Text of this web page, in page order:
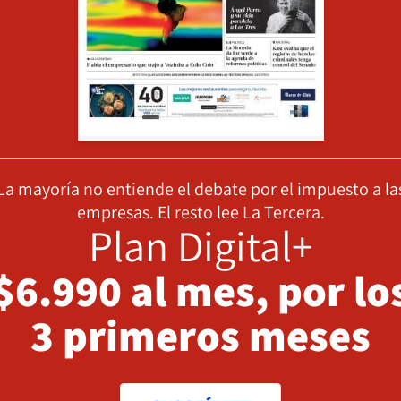
mayoría no entiende el debate por el impuesto a
empresas. El resto lee La Tercera.
Plan Digital+
al mes, por
3 primeros meses